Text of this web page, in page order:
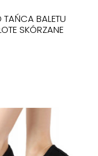
TAŃCA BALETU
SKÓRZANE